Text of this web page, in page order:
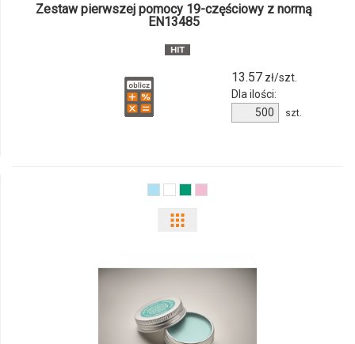
Zestaw pierwszej pomocy 19-częściowy z normą
EN13485
13.57zł/szt.
Dla ilości:
produktu
szt.
ilości